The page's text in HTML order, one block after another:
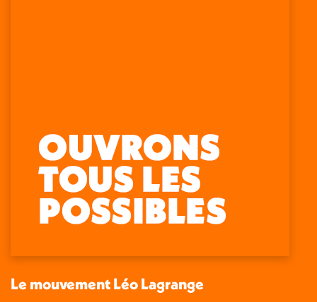
Retrouvez-nous sur :
Facebook
s'ouvre
une
fenêtre
La
page
X
s'ouvre
une
fenêtre
La
page
LinkedIn
s'ouvre
une
fenêtre
La
page
Instagram
s'ouvre
une
nouvelle
fenêtre
Le mouvement Léo Lagrange